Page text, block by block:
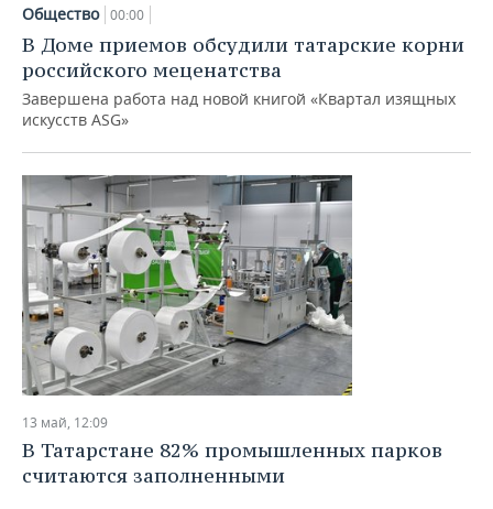
НЕФТЕХИМИЯ
НЕФТЬ
ОПК
ЭНЕРГЕТИКА
РОЗНИЧНАЯ ТОРГОВЛЯ
ТРАНСПОРТ
НОВОСТИ ТЕХНОЛОГИЙ
IT
ТЕЛЕКОММУНИКАЦИИ
МЕРОПРИЯТИЯ
НОВОСТИ МЕРОПРИЯТИЙ
БИЗНЕС-БРАНЧИ
ONLINE-КОНФЕРЕНЦИИ
ОТКРЫТАЯ ЛЕКЦИЯ
СПОРТ
ФУТБОЛ
ХОККЕЙ
БАСКЕТБОЛ
ВОЛЕЙБОЛ
КИБЕРСПОРТ
ФИГУРНОЕ КАТАНИЕ
НОВОСТИ ОБЩЕСТВА
ВЛАСТЬ
ИНФРАСТРУКТУРА
ИСТОРИЯ
КУЛЬТУРА
МЕДИЦИНА
ФОТОГАЛЕРЕЯ
СЮЖЕТЫ
СПРАВОЧНИК
СПИСОК ПЕРСОН
СПИСОК КОМПАНИЙ
ПОЛНАЯ ВЕРСИЯ
Общество 00:00
В Доме приемов обсудили татарские корни
российского меценатства
Завершена работа над новой книгой «Квартал изящных
искусств ASG»
13 май, 12:09
В Татарстане 82% промышленных парков
считаются заполненными